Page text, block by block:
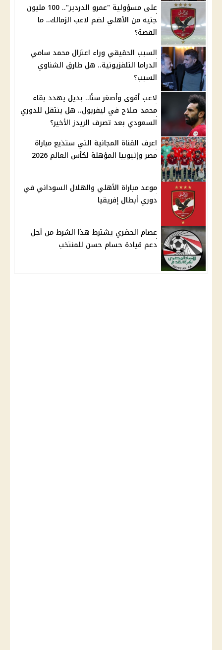
على مسؤولية "عمرو الدردير".. 100 مليون
جنيه من الأهلي لضم لاعب الزمالك.. ما
القصة؟
السبب الحقيقي وراء اعتزال محمد سامي
الدراما التلفزيونية.. هل طارق الشناوي
السبب؟
لاعب أقوى وأصغر سنًا.. بديل يهدد بقاء
محمد صلاح في ليفربول.. هل ينتقل للدوري
السعودي بعد تصرف الريدز الأخير؟
اعرف القناة المجانية التي ستذيع مباراة
مصر وإثيوبيا المؤهلة لكأس العالم 2026
موعد مباراة الأهلي والهلال السوداني في
دوري أبطال إفريقيا
عصام الحضري يشترط هذا الشرط من أجل
دعم قيادة حسام حسن للمنتخب